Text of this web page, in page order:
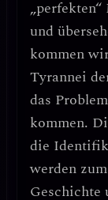
und
kommen
Tyrannei
das
kommen.
die
werden
Geschichte